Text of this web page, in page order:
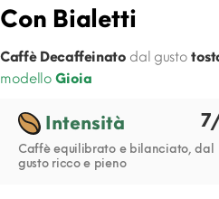
Con Bialetti
Caffè Decaffeinato dal gusto
modelloGioia
Intensità
Caffè equilibrato e bilanciato, dal
gusto ricco e pieno